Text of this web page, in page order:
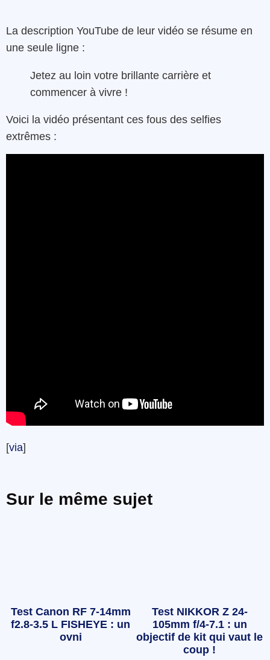
La description YouTube de leur vidéo se résume en
une seule ligne :
Jetez au loin votre brillante carrière et
commencer à vivre !
Voici la vidéo présentant ces fous des selfies
extrêmes :
[via]
Sur le même sujet
Test Canon RF 7-14mm
f2.8-3.5 L FISHEYE : un
ovni
Test NIKKOR Z 24-
105mm f/4-7.1 : un
objectif de kit qui vaut le
coup !